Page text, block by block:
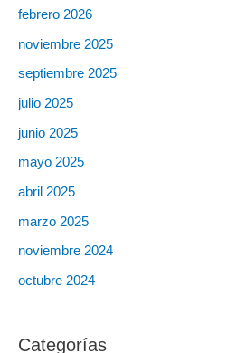
febrero 2026
noviembre 2025
septiembre 2025
julio 2025
junio 2025
mayo 2025
abril 2025
marzo 2025
noviembre 2024
octubre 2024
Categorías